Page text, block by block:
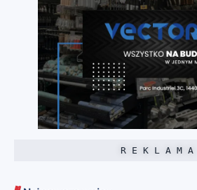
R E K L A M A